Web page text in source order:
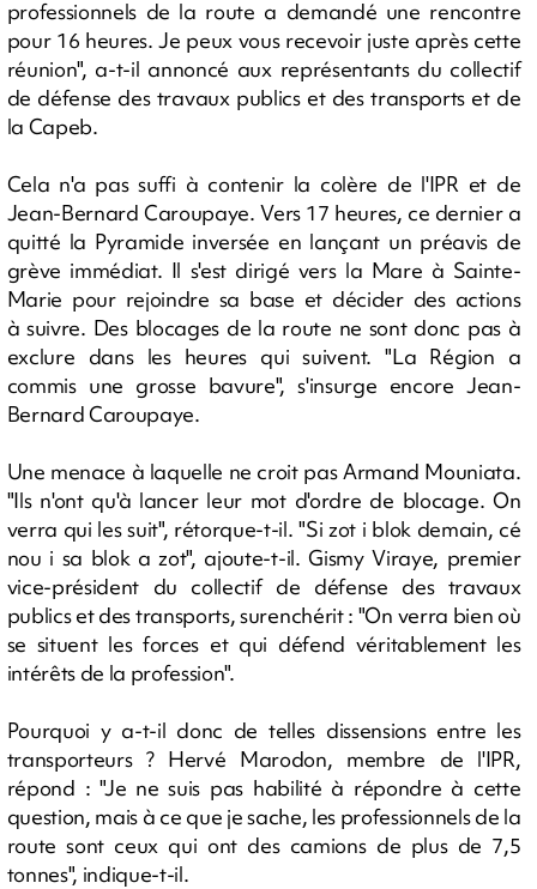
professionnels de la route a demandé une rencontre
pour 16 heures. Je peux vous recevoir juste après cette
réunion", a-t-il annoncé aux représentants du collectif
de défense des travaux publics et des transports et de
la Capeb.
Cela n'a pas suffi à contenir la colère de l'IPR et de
Jean-Bernard Caroupaye. Vers 17 heures, ce dernier a
quitté la Pyramide inversée en lançant un préavis de
grève immédiat. Il s'est dirigé vers la Mare à Sainte-
Marie pour rejoindre sa base et décider des actions
à suivre. Des blocages de la route ne sont donc pas à
exclure dans les heures qui suivent. "La Région a
commis une grosse bavure", s'insurge encore Jean-
Bernard Caroupaye.
Une menace à laquelle ne croit pas Armand Mouniata.
"Ils n'ont qu'à lancer leur mot d'ordre de blocage. On
verra qui les suit", rétorque-t-il. "Si zot i blok demain, cé
nou i sa blok a zot", ajoute-t-il. Gismy Viraye, premier
vice-président du collectif de défense des travaux
publics et des transports, surenchérit : "On verra bien où
se situent les forces et qui défend véritablement les
intérêts de la profession".
Pourquoi y a-t-il donc de telles dissensions entre les
transporteurs ? Hervé Marodon, membre de l'IPR,
répond : "Je ne suis pas habilité à répondre à cette
question, mais à ce que je sache, les professionnels de la
route sont ceux qui ont des camions de plus de 7,5
tonnes", indique-t-il.